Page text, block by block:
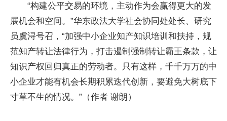
“构建公平交易的环境，主动作为会赢得更大的发
展机会和空间。”华东政法大学社会协同处处长、研究
员虞浔号召，“加强中小企业知产知识培训和扶持，规
范知产转让法律行为，打击遏制强制转让霸王条款，让
知识产权回归真正的劳动者。只有这样，千千万万的中
小企业才能有机会长期积累迭代创新，要避免大树底下
寸草不生的情况。”（作者 谢朗）